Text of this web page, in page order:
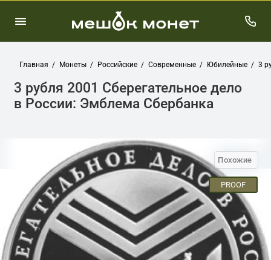
Главная Монеты Российские Современные Юбилейные 3
3 рубля 2001 Сберегательное дело
в России: Эмблема Сбербанка
Похожие
PROOF